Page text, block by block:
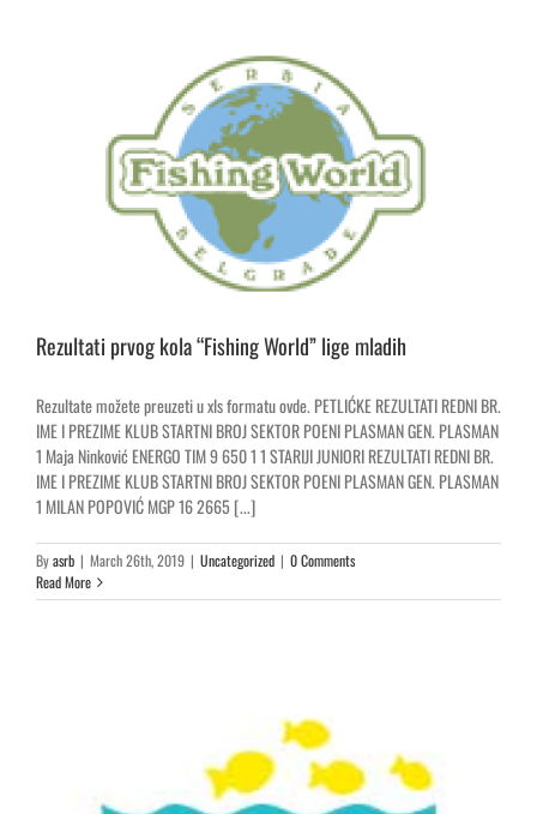
Rezultati prvog kola “Fishing World” lige mladih
Rezultate možete preuzeti u xls formatu ovde. PETLIĆKE REZULTATI REDNI BR.
IME I PREZIME KLUB STARTNI BROJ SEKTOR POENI PLASMAN GEN. PLASMAN
1 Maja Ninković ENERGO TIM 9 650 1 1 STARIJI JUNIORI REZULTATI REDNI BR.
IME I PREZIME KLUB STARTNI BROJ SEKTOR POENI PLASMAN GEN. PLASMAN
1 MILAN POPOVIĆ MGP 16 2665 [...]
Byasrb | March 26th, 2019 | Uncategorized | 0 Comments
Read More